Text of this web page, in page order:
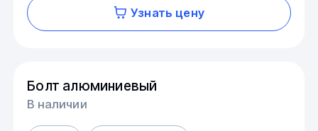
Узнать цену
Болт алюминиевый
В наличии